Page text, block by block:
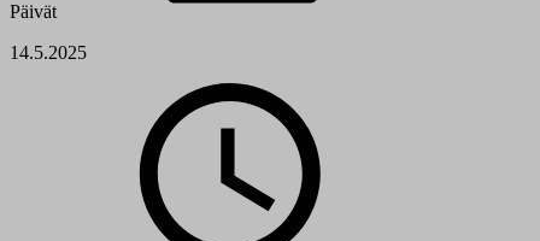
Päivät
14.5.2025